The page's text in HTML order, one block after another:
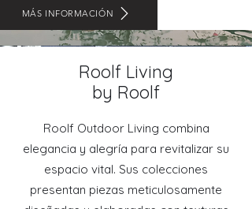
MÁS INFORMACIÓN
Roolf Living
by Roolf
Roolf Outdoor Living combina
elegancia y alegría para revitalizar su
espacio vital. Sus colecciones
presentan piezas meticulosamente